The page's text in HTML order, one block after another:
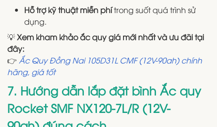
Hỗ trợ kỹ thuật miễn phítrong suốt quá trình sử
dụng.
💡Xem kham khảo ắc quy giá mới nhất và ưu đãi tại
đây:
👉 Ắc Quy Đồng Nai 105D31L CMF (12V-90ah) chính
hãng, giá tốt
7. Hướng dẫn lắp đặt bình Ắc quy
Rocket SMF NX120-7L/R (12V-